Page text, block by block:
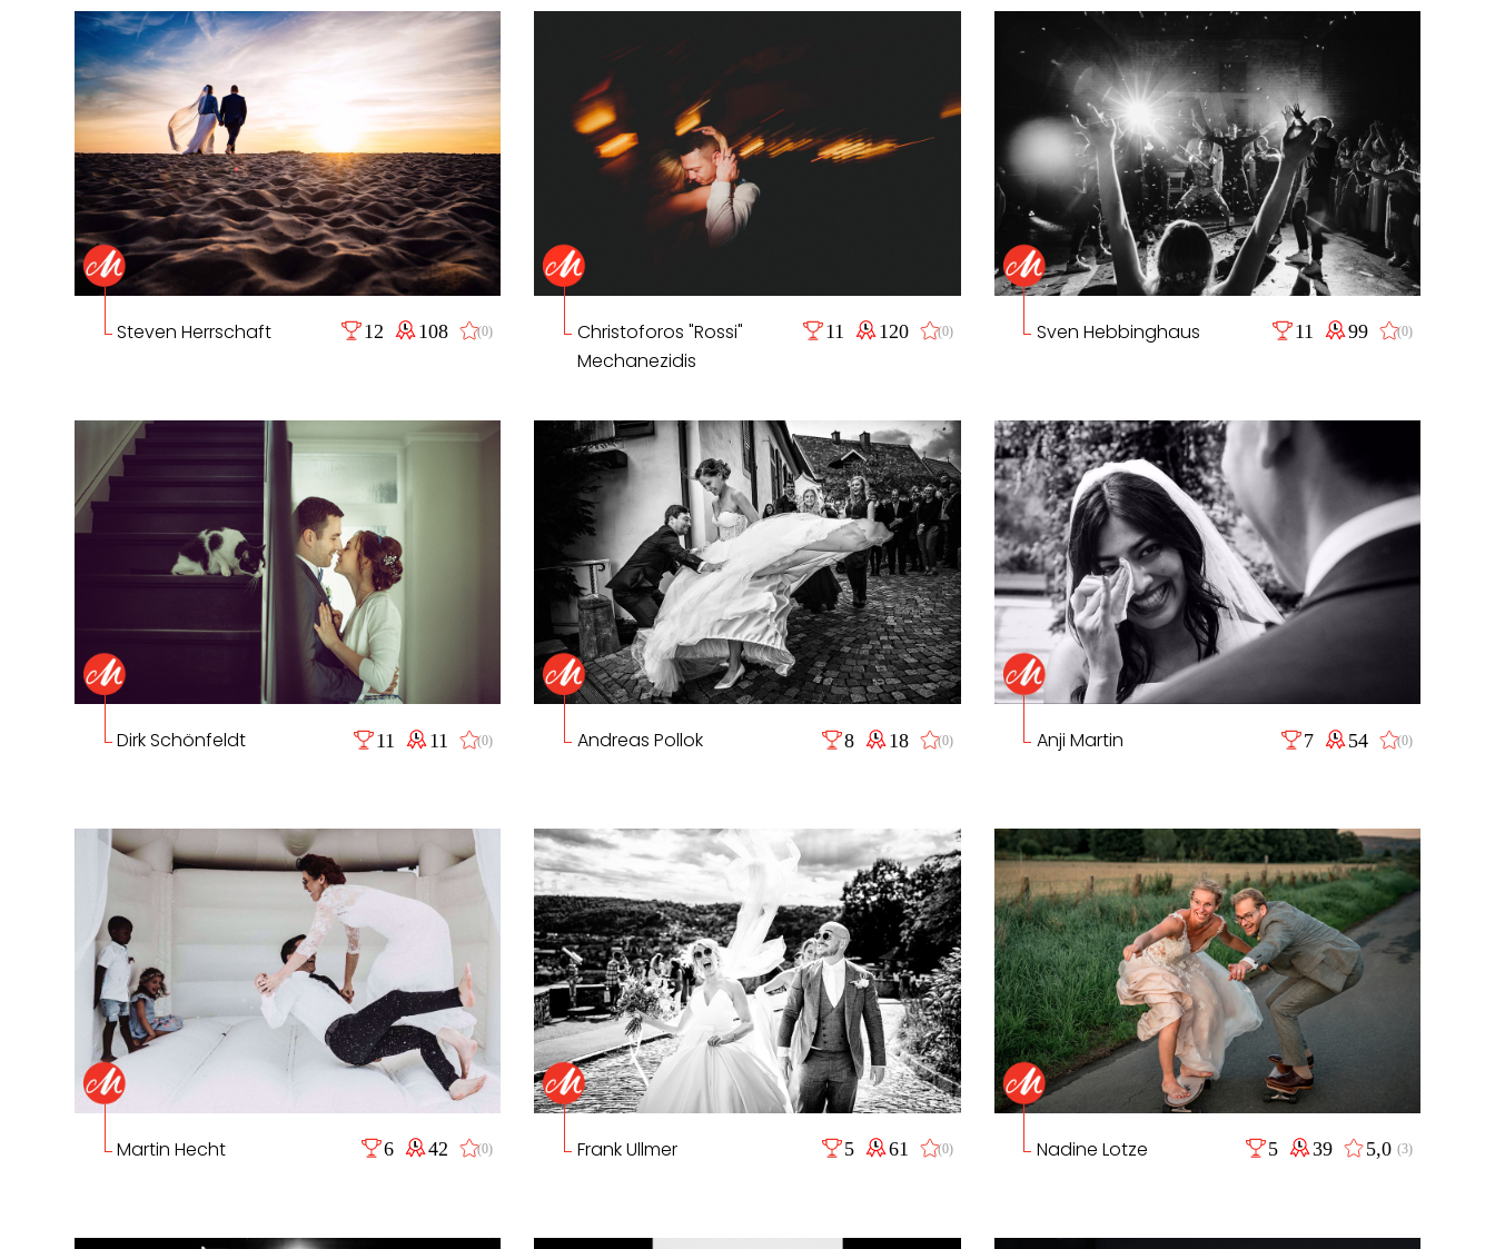
Steven Herrschaft 12 108 (0)
Christoforos "Rossi"
Mechanezidis
11 120 (0) Sven Hebbinghaus 11 99 (0)
Dirk Schönfeldt 11 11 (0) Andreas Pollok 8 18 (0) Anji Martin 7 54 (0)
Martin Hecht 6 42 (0) Frank Ullmer 5 61 (0) Nadine Lotze 5 39 5,0(3)